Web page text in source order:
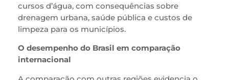
cursos d’água, com consequências sobre
drenagem urbana, saúde pública e custos de
limpeza para os municípios.
O desempenho do Brasil em comparação
internacional